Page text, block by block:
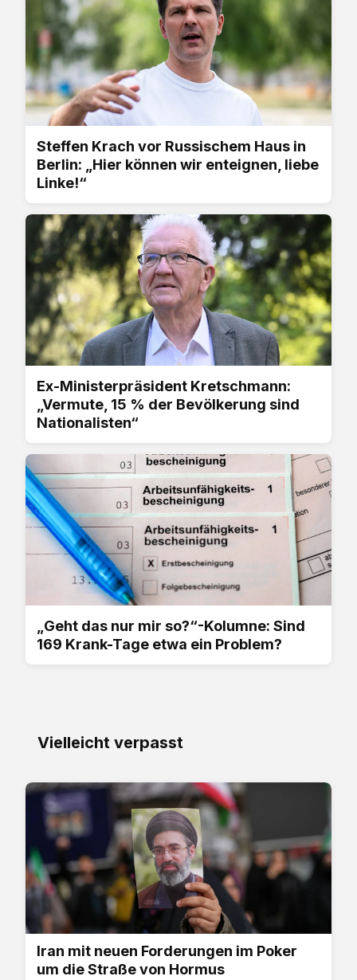
Steffen Krach vor Russischem Haus in
Berlin: „Hier können wir enteignen, liebe
Linke!“
Ex-Ministerpräsident Kretschmann:
„Vermute, 15 % der Bevölkerung sind
Nationalisten“
„Geht das nur mir so?“-Kolumne: Sind
169 Krank-Tage etwa ein Problem?
Vielleicht verpasst
Iran mit neuen Forderungen im Poker
um die Straße von Hormus